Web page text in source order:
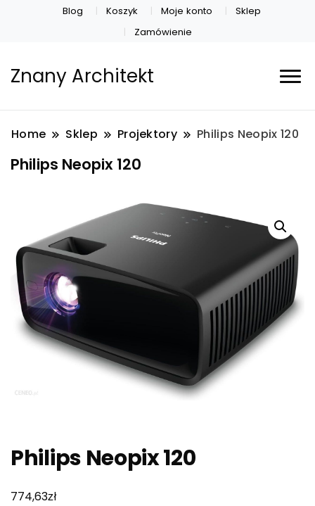
Blog Koszyk Moje konto
Sklep
Zamówienie
Znany Architekt
Home Sklep Projektory Philips Neopix 120
Philips Neopix 120
Philips Neopix 120
774,63zł